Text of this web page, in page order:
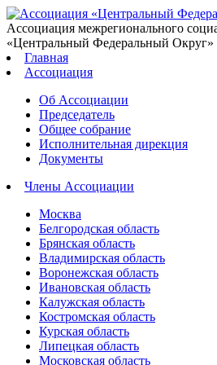
Ассоциация межрегионального
«Центральный Федеральный Округ»
Главная
Ассоциация
Об Ассоциации
Председатель
Общее собрание
Исполнительная дирекция
Документы
Члены Ассоциации
Москва
Белгородская область
Брянская область
Владимирская область
Воронежская область
Ивановская область
Калужская область
Костромская область
Курская область
Липецкая область
Московская область